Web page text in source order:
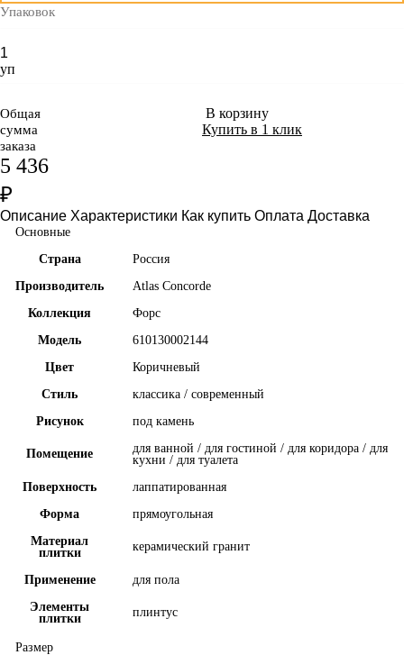
Упаковок
уп
Общая
сумма
заказа
5 436
₽
В корзину
Купить в 1 клик
Описание Характеристики Как купить Оплата Доставка
Основные
Страна
Россия
Производитель
Atlas Concorde
Коллекция
Форс
Модель
610130002144
Цвет
Коричневый
Стиль
классика / современный
Рисунок
под камень
Помещение
для ванной / для гостиной / для коридора / для
кухни / для туалета
Поверхность
лаппатированная
Форма
прямоугольная
Материал
плитки
керамический гранит
Применение
для пола
Элементы
плитки
плинтус
Размер